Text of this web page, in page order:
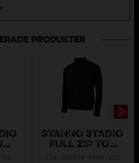
PRODUKTER
STANNO STADIO
FULL ZIP TOP